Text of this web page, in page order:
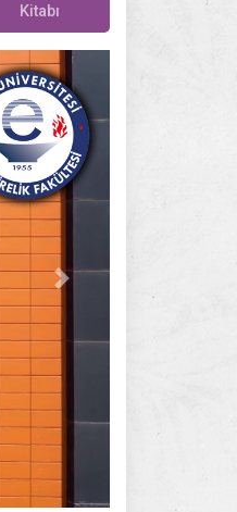
Kitabı
Next